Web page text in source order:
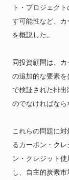
ト・プロジェク
す可能性など、
を概説した。
同投資顧問は、
の追加的な要素
で検証された排
のでなければなら
これらの問題に
るカーボン・ク
ン・クレジット
し、自主的炭素